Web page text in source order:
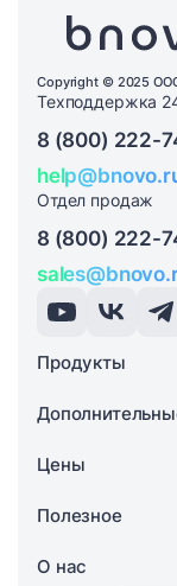
Copyright © 2025
Техподдержка
8 (800) 222-
Отдел продаж
8 (800) 222-
Продукты
Цены
Полезное
О нас